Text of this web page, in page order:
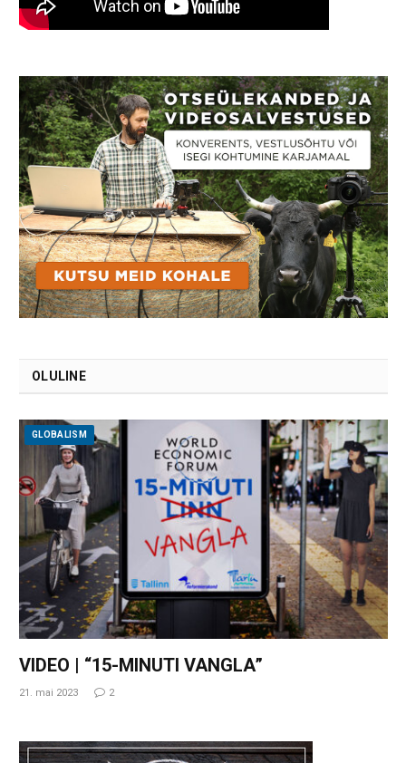
OLULINE
GLOBALISM
VIDEO | “15-MINUTI VANGLA”
21. mai 2023 2